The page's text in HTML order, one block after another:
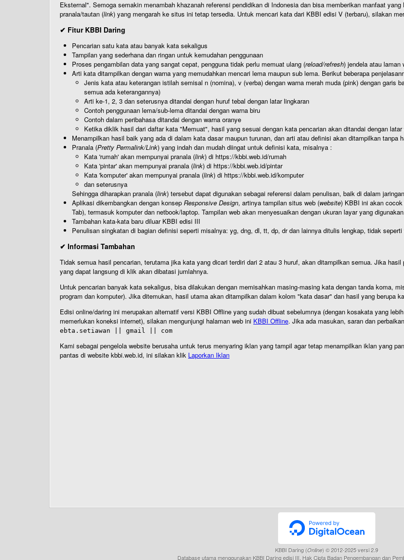
Eksternal". Semoga semakin menambah khazanah referensi pendidikan di Indonesia dan bisa memberikan manfaat
pranala/tautan (link) yang mengarah ke situs ini tetap tersedia. Untuk mencari kata dari KBBI edisi V (terbaru), silakan
✔ Fitur KBBI Daring
Pencarian satu kata atau banyak kata sekaligus
Tampilan yang sederhana dan ringan untuk kemudahan penggunaan
Proses pengambilan data yang sangat cepat, pengguna tidak perlu memuat ulang (reload/refresh) jendela atau laman
Arti kata ditampilkan dengan warna yang memudahkan mencari lema maupun sub lema. Berikut beberapa
Jenis kata atau keterangan istilah semisal n (nomina), v (verba) dengan warna merah muda (pink) dengan garis
semua ada keterangannya)
Arti ke-1, 2, 3 dan seterusnya ditandai dengan huruf tebal dengan latar lingkaran
Contoh penggunaan lema/sub-lema ditandai dengan warna biru
Contoh dalam peribahasa ditandai dengan warna oranye
Ketika diklik hasil dari daftar kata "Memuat", hasil yang sesuai dengan kata pencarian akan ditandai dengan latar
Menampilkan hasil baik yang ada di dalam kata dasar maupun turunan, dan arti atau definisi akan ditampilkan tanpa
Pranala (Pretty Permalink/Link) yang indah dan mudah diingat untuk definisi kata, misalnya :
Kata 'rumah' akan mempunyai pranala (link) di https://kbbi.web.id/rumah
Kata 'pintar' akan mempunyai pranala (link) di https://kbbi.web.id/pintar
Kata 'komputer' akan mempunyai pranala (link) di https://kbbi.web.id/komputer
dan seterusnya
Sehingga diharapkan pranala (link) tersebut dapat digunakan sebagai referensi dalam penulisan, baik di dalam
Aplikasi dikembangkan dengan konsep Responsive Design, artinya tampilan situs web (website) KBBI ini akan
Tab), termasuk komputer dan netbook/laptop. Tampilan web akan menyesuaikan dengan ukuran layar yang
Tambahan kata-kata baru diluar KBBI edisi III
Penulisan singkatan di bagian definisi seperti misalnya: yg, dng, dl, tt, dp, dr dan lainnya ditulis lengkap, tidak
✔ Informasi Tambahan
Tidak semua hasil pencarian, terutama jika kata yang dicari terdiri dari 2 atau 3 huruf, akan ditampilkan semua. Jika
yang dapat langsung di klik akan dibatasi jumlahnya.
Untuk pencarian banyak kata sekaligus, bisa dilakukan dengan memisahkan masing-masing kata dengan tanda koma,
program dan komputer). Jika ditemukan, hasil utama akan ditampilkan dalam kolom "kata dasar" dan hasil yang berupa
Edisi online/daring ini merupakan alternatif versi KBBI Offline yang sudah dibuat sebelumnya (dengan kosakata yang
memerlukan koneksi internet), silakan mengunjungi halaman web ini KBBI Offline. Jika ada masukan, saran dan
ebta.setiawan || gmail || com
Kami sebagai pengelola website berusaha untuk terus menyaring iklan yang tampil agar tetap menampilkan iklan yang
pantas di website kbbi.web.id, ini silakan klik Laporkan Iklan
KBBI Daring (Online) © 2012-2025 versi 2.9
Database utama menggunakan KBBI Daring edisi III, Hak Cipta Badan Pengembangan dan